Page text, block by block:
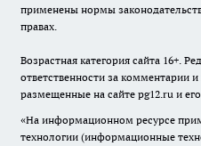
применены нормы
правах.
Возрастная категория сайта 16+.
ответственности за комментарии
размещенные на сайте pg12.ru и
«На информационном ресурсе
технологии (информационные